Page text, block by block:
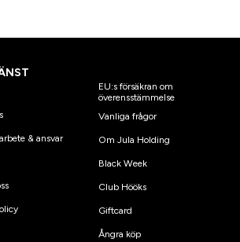
& ansvar
EU:s försäkran om
överensstämmelse
Vanliga frågor
Om Jula Holding
Black Week
Club Hööks
Giftcard
Ångra köp